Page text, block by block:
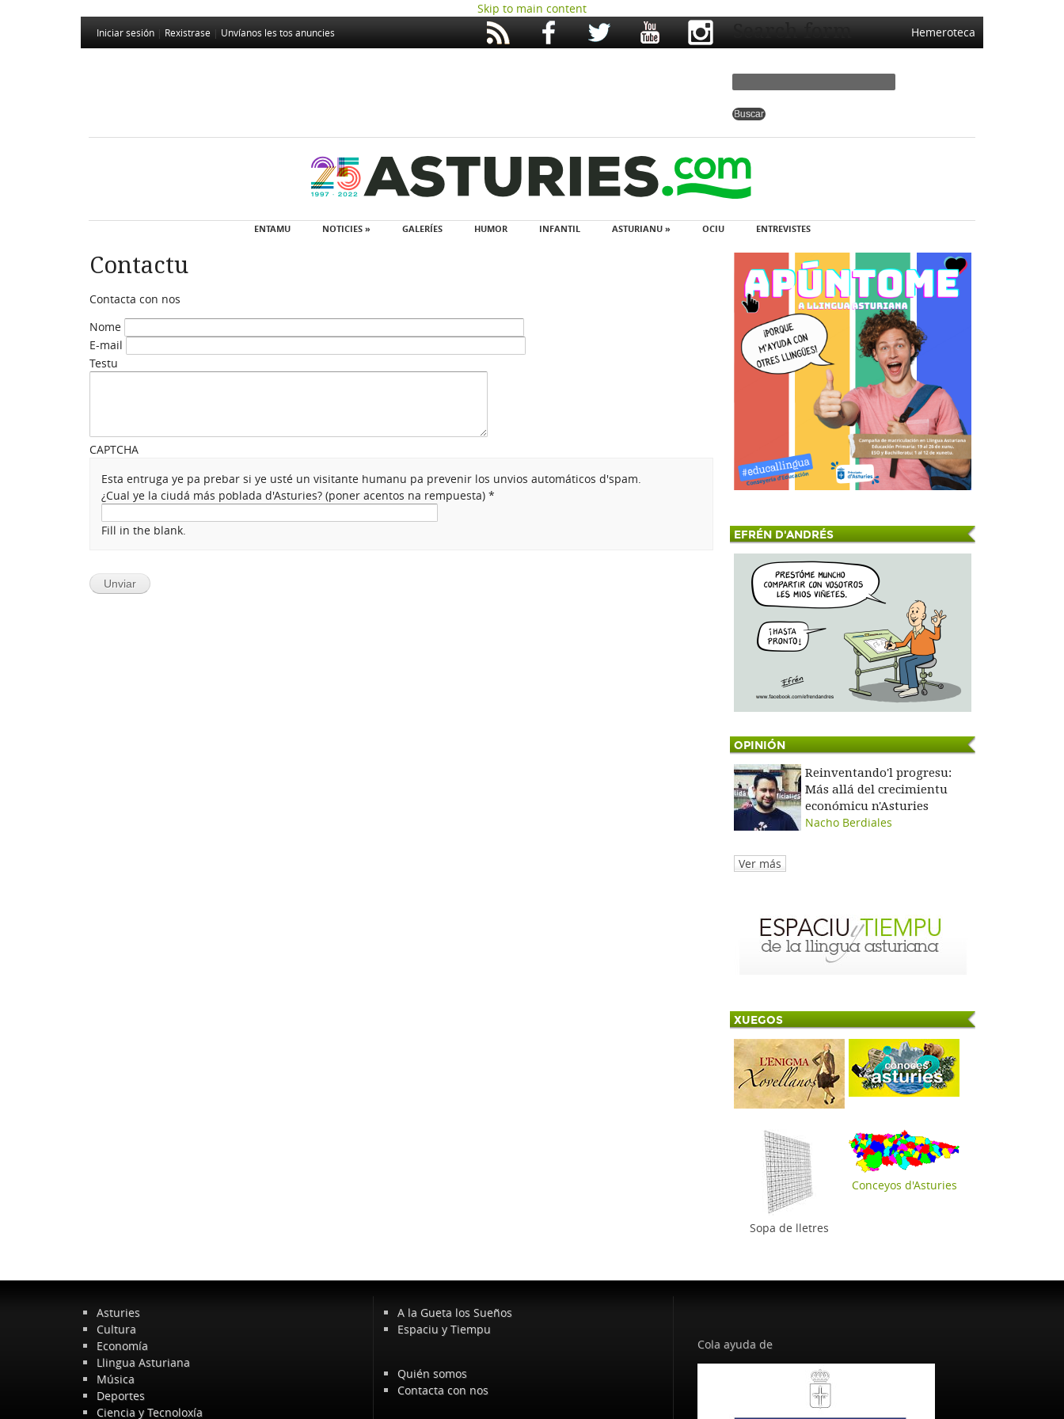
Skip to main content
Iniciar sesión Rexistrase Unvíanos les tos anuncies Hemeroteca
Search form
ENTAMU NOTICIES » GALERÍES HUMOR INFANTIL ASTURIANU » OCIU ENTREVISTES
Contactu
Contacta con nos
Nome
E-mail
Testu
CAPTCHA
Esta entruga ye pa prebar si ye usté un visitante humanu pa prevenir los unvios automáticos d'spam.
¿Cual ye la ciudá más poblada d'Asturies? (poner acentos na rempuesta)*
Fill in the blank. EFRÉN D'ANDRÉS
OPINIÓN
Reinventando'l progresu:
Más allá del crecimientu
económicu n'Asturies
Nacho Berdiales
Ver más
XUEGOS
Sopa de lletres
Conceyos d'Asturies
Asturies
Cultura
Economía
Llingua Asturiana
Música
Deportes
Ciencia y Tecnoloxía
A la Gueta los Sueños
Espaciu y Tiempu
Quién somos
Contacta con nos
Cola ayuda de